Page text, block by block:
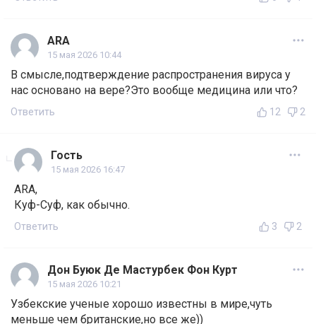
ARA
15 мая 2026 10:44
В смысле,подтверждение распространения вируса у
нас основано на вере?Это вообще медицина или что?
Ответить 12 2
Гость
15 мая 2026 16:47
ARA,
Куф-Суф, как обычно.
Ответить 3 2
Дон Буюк Де Мастурбек Фон Курт
15 мая 2026 10:21
Узбекские ученые хорошо известны в мире,чуть
меньше чем британские,но все же))